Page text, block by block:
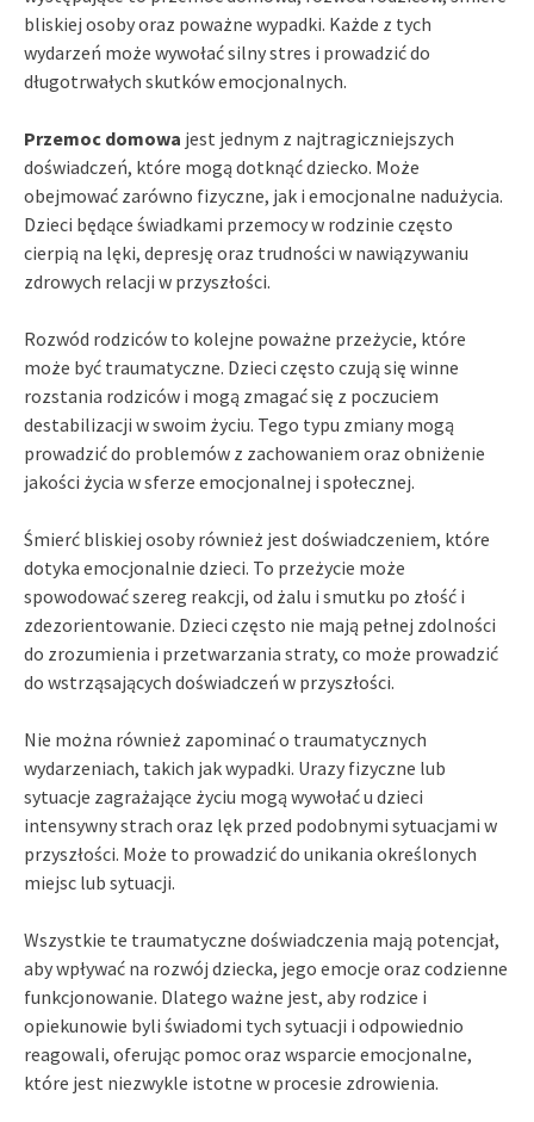
bliskiej osoby oraz poważne wypadki. Każde z tych
wydarzeń może wywołać silny stres i prowadzić do
długotrwałych skutków emocjonalnych.
Przemoc domowa jest jednym z najtragiczniejszych
doświadczeń, które mogą dotknąć dziecko. Może
obejmować zarówno fizyczne, jak i emocjonalne nadużycia.
Dzieci będące świadkami przemocy w rodzinie często
cierpią na lęki, depresję oraz trudności w nawiązywaniu
zdrowych relacji w przyszłości.
Rozwód rodziców to kolejne poważne przeżycie, które
może być traumatyczne. Dzieci często czują się winne
rozstania rodziców i mogą zmagać się z poczuciem
destabilizacji w swoim życiu. Tego typu zmiany mogą
prowadzić do problemów z zachowaniem oraz obniżenie
jakości życia w sferze emocjonalnej i społecznej.
Śmierć bliskiej osoby również jest doświadczeniem, które
dotyka emocjonalnie dzieci. To przeżycie może
spowodować szereg reakcji, od żalu i smutku po złość i
zdezorientowanie. Dzieci często nie mają pełnej zdolności
do zrozumienia i przetwarzania straty, co może prowadzić
do wstrząsających doświadczeń w przyszłości.
Nie można również zapominać o traumatycznych
wydarzeniach, takich jak wypadki. Urazy fizyczne lub
sytuacje zagrażające życiu mogą wywołać u dzieci
intensywny strach oraz lęk przed podobnymi sytuacjami w
przyszłości. Może to prowadzić do unikania określonych
miejsc lub sytuacji.
Wszystkie te traumatyczne doświadczenia mają potencjał,
aby wpływać na rozwój dziecka, jego emocje oraz codzienne
funkcjonowanie. Dlatego ważne jest, aby rodzice i
opiekunowie byli świadomi tych sytuacji i odpowiednio
reagowali, oferując pomoc oraz wsparcie emocjonalne,
które jest niezwykle istotne w procesie zdrowienia.